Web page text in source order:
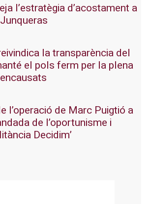
l’estratègia d’acostament a
la transparència del
el pols ferm per la plena
l’operació de Marc Puigtió a
de l’oportunisme i
Decidim’